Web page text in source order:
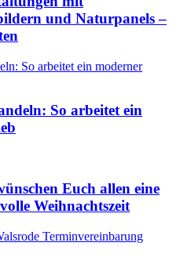
und Naturpanels –
So arbeitet ein
Euch allen eine
Weihnachtszeit